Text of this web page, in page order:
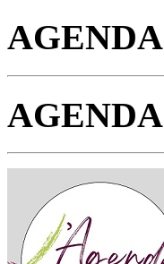
AGENDA
AGENDA